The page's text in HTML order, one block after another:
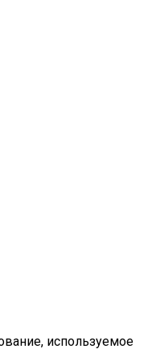
используемое